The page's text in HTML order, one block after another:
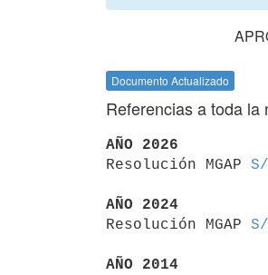
Documento Actualizado
Referencias a toda la
AÑO 2026
Resolución MGAP S/
AÑO 2024
Resolución MGAP S/
AÑO 2014